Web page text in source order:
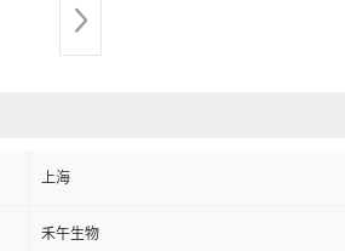
上海
禾午生物